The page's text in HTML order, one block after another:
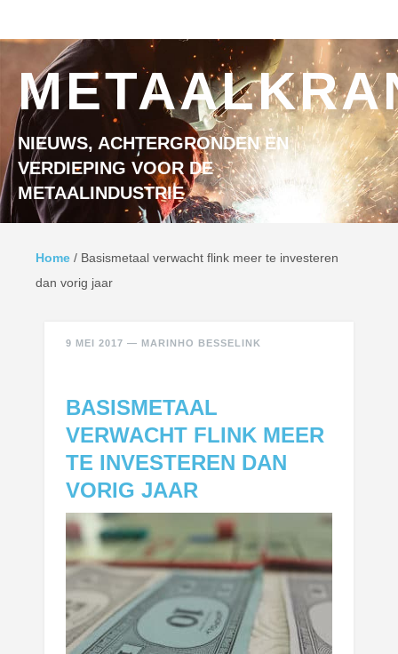
NIEUWS, ACHTERGRONDEN EN
VERDIEPING VOOR DE
METAALINDUSTRIE
Home / Basismetaal verwacht flink meer te investeren
dan vorig jaar
9 MEI 2017 — MARINHO BESSELINK
BASISMETAAL
VERWACHT FLINK MEER
TE INVESTEREN DAN
VORIG JAAR